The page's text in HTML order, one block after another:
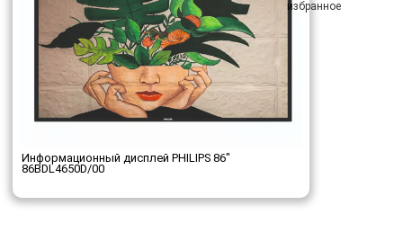
Информационный дисплей PHILIPS 86"
86BDL4650D/00